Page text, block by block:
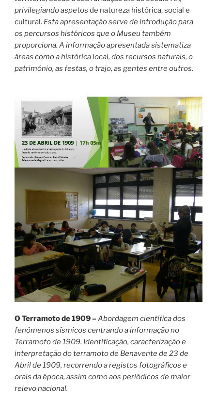
privilegiando aspetos de natureza histórica, social e
cultural. Esta apresentação serve de introdução para
os percursos históricos que o Museu também
proporciona. A informação apresentada sistematiza
áreas como a histórica local, dos recursos naturais, o
património, as festas, o trajo, as gentes entre outros.
O Terramoto de 1909 –Abordagem científica dos
fenómenos sísmicos centrando a informação no
Terramoto de 1909. Identificação, caracterização e
interpretação do terramoto de Benavente de 23 de
Abril de 1909, recorrendo a registos fotográficos e
orais da época, assim como aos periódicos de maior
relevo nacional.